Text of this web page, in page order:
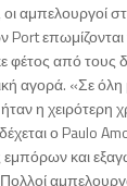
οι αμπελουργοί
επωμίζονται
φέτος από τους
αγορά. «Σε
η χειρότερη
ο Paulo
εμπόρων και